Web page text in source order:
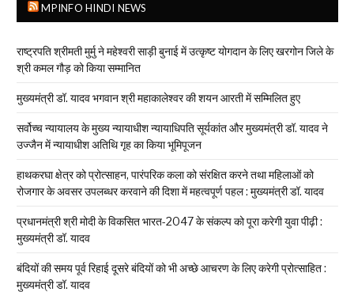
MPINFO HINDI NEWS
राष्ट्रपति श्रीमती मुर्मु ने महेश्वरी साड़ी बुनाई में उत्कृष्ट योगदान के लिए खरगोन जिले के
श्री कमल गौड़ को किया सम्मानित
मुख्यमंत्री डॉ. यादव भगवान श्री महाकालेश्‍वर की शयन आरती में सम्मिलित हुए
सर्वोच्च न्यायालय के मुख्‍य न्‍यायाधीश न्यायाधिपति सूर्यकांत और मुख्यमंत्री डॉ. यादव ने
उज्जैन में न्यायाधीश अतिथि गृह का किया भूमिपूजन
हाथकरघा क्षेत्र को प्रोत्साहन, पारंपरिक कला को संरक्षित करने तथा महिलाओं को
रोजगार के अवसर उपलब्धर करवाने की दिशा में महत्वपूर्ण पहल : मुख्यमंत्री डॉ. यादव
प्रधानमंत्री श्री मोदी के विकसित भारत-2047 के संकल्प को पूरा करेगी युवा पीढ़ी :
मुख्यमंत्री डॉ. यादव
बंदियों की समय पूर्व रिहाई दूसरे बंदियों को भी अच्छे आचरण के लिए करेगी प्रोत्साहित :
मुख्यमंत्री डॉ. यादव